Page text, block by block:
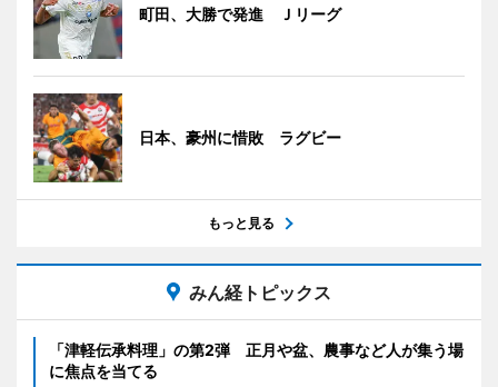
町田、大勝で発進 Ｊリーグ
日本、豪州に惜敗 ラグビー
もっと見る
みん経トピックス
「津軽伝承料理」の第2弾 正月や盆、農事など人が集う場
に焦点を当てる